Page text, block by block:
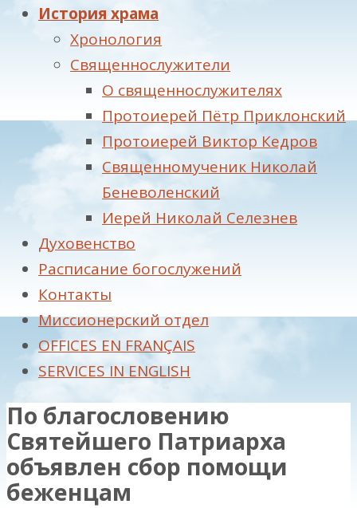
История храма
Хронология
Священнослужители
О священнослужителях
Протоиерей Пётр Приклонский
Протоиерей Виктор Кедров
Священномученик Николай
Беневоленский
Иерей Николай Селезнев
Духовенство
Расписание богослужений
Контакты
Миссионерский отдел
OFFICES EN FRANÇAIS
SERVICES IN ENGLISH
По благословению
Святейшего Патриарха
объявлен сбор помощи
беженцам